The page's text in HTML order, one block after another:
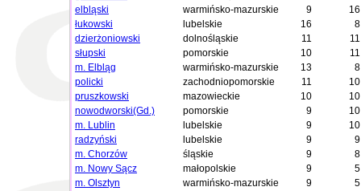
elbląski
warmińsko-mazurskie 9
16
łukowski
lubelskie 16
8
dzierżoniowski
dolnośląskie 11
11
słupski
pomorskie 10
11
m. Elbląg
warmińsko-mazurskie 13
8
policki
zachodniopomorskie 11
10
pruszkowski
mazowieckie 10
10
nowodworski(Gd.)
pomorskie 9
10
m. Lublin
lubelskie 9
10
radzyński
lubelskie 9
9
m. Chorzów
śląskie 9
8
m. Nowy Sącz
małopolskie 9
5
m. Olsztyn
warmińsko-mazurskie 9
5